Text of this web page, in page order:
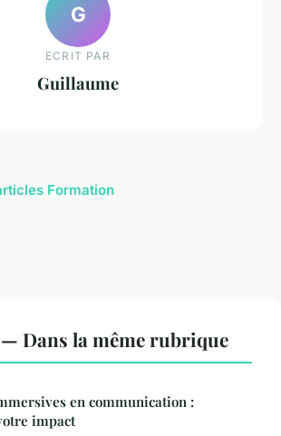
G
ECRIT PAR
Guillaume
Formation
Dans la même rubrique
en communication :
impact